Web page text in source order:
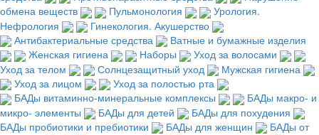
обмена веществ
Пульмонология
Урология.
Нефрология
Гинекология. Акушерство
Антибактериальные средства
Ватные и бумажные изделия
Женская гигиена
Наборы
Уход за волосами
Уход за телом
Солнцезащитный уход
Мужская гигиена
Уход за лицом
Уход за полостью рта
БАДы витаминно-минеральные комплексы
БАДы макро- и
микро- элементы
БАДы для детей
БАДы для похудения
БАДы пробиотики и пребиотики
БАДы для женщин
БАДы от